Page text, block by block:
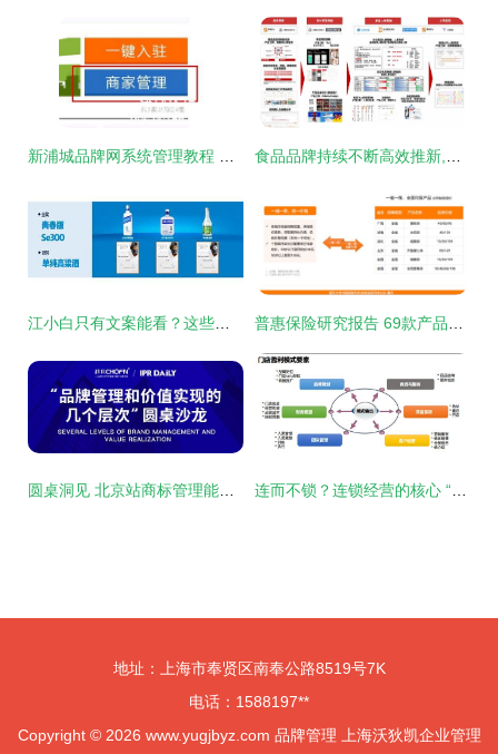
新浦城品牌网系统管理教程 无缝登录与高效管理指南 食品品牌持续不断高效推新,品牌终能保持长青
江小白只有文案能看？这些品牌秘籍同样值得收藏！2017品牌解读首度曝光 普惠保险研究报告 69款产品上线，财险公司参与频次最多，市场下沉与健康管理成趋势
圆桌洞见 北京站商标管理能力提升与品牌管理价值实现的层次之道 连而不锁？连锁经营的核心 “一本万利”的品牌管理
地址：上海市奉贤区南奉公路8519号7K
电话：1588197**
Copyright © 2026 www.yugjbyz.com 品牌管理 上海沃狄凯企业管理